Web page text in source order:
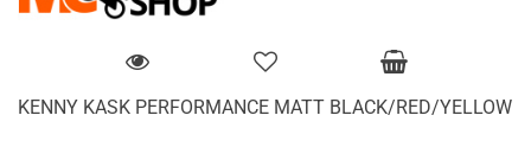
KENNY KASK PERFORMANCE MATT BLACK/RED/YELLOW